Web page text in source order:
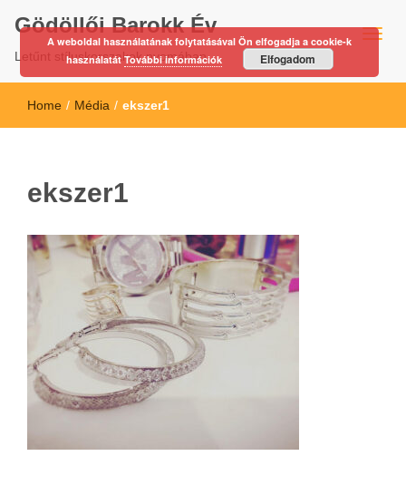
Gödöllői Barokk Év
Letűnt stíluskorszakok nyomában…
Home / Média / ekszer1
ekszer1
A weboldal használatának folytatásával Ön elfogadja a cookie-k
használatátTovábbi információk Elfogadom